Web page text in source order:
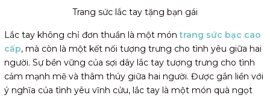
Trang sức lắc tay tặng bạn gái
Lắc tay không chỉ đơn thuần là một móntrang sức bạc cao
cấp, mà còn là một kết nối tượng trưng cho tình yêu giữa hai
người. Sự bền vững của sợi dây lắc tay tượng trưng cho tình
cảm mạnh mẽ và thâm thúy giữa hai người. Được gắn liền với
ý nghĩa của tình yêu vĩnh cửu, lắc tay là một món quà ngọt